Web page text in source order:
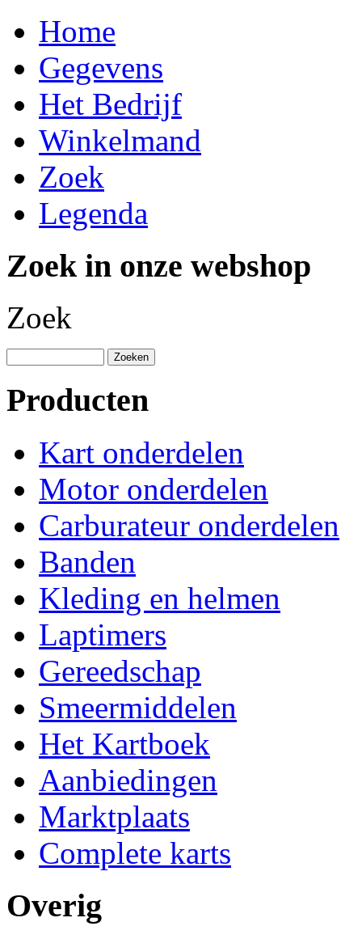
Home
Gegevens
Het Bedrijf
Winkelmand
Zoek
Legenda
Zoek in onze webshop
Zoek
Producten
Kart onderdelen
Motor onderdelen
Carburateur onderdelen
Banden
Kleding en helmen
Laptimers
Gereedschap
Smeermiddelen
Het Kartboek
Aanbiedingen
Marktplaats
Complete karts
Overig